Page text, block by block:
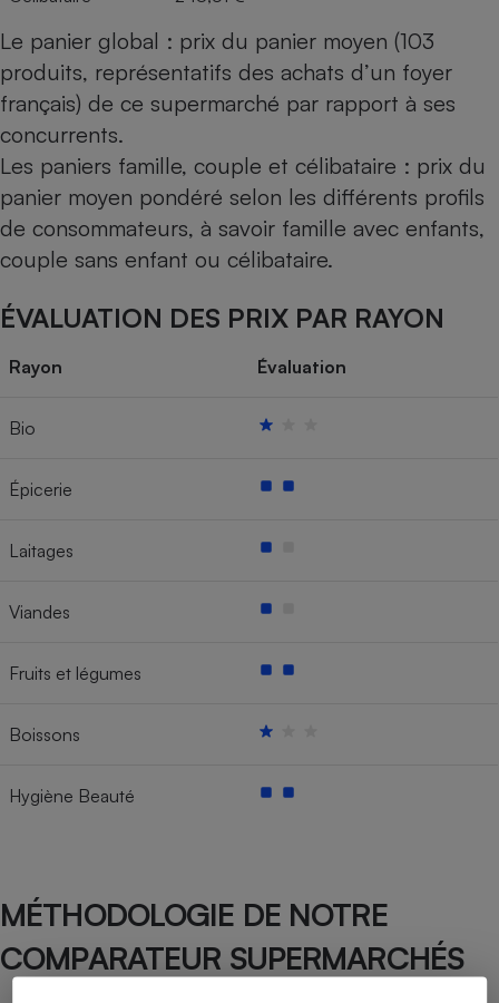
Le panier global : prix du panier moyen (103
produits, représentatifs des achats d’un foyer
français) de ce supermarché par rapport à ses
concurrents.
Les paniers famille, couple et célibataire : prix du
panier moyen pondéré selon les différents profils
de consommateurs, à savoir famille avec enfants,
couple sans enfant ou célibataire.
ÉVALUATION DES PRIX PAR RAYON
Rayon Évaluation
Bio
Épicerie
Laitages
Viandes
Fruits et légumes
Boissons
Hygiène Beauté
MÉTHODOLOGIE DE NOTRE
COMPARATEUR SUPERMARCHÉS